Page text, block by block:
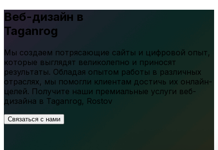
Веб-дизайн в
Taganrog
Мы создаем потрясающие сайты и цифровой опыт,
которые выглядят великолепно и приносят
результаты. Обладая опытом работы в различных
отраслях, мы помогли клиентам достичь их онлайн-
целей. Получите наши премиальные услуги веб-
дизайна в Taganrog, Rostov
Связаться с нами